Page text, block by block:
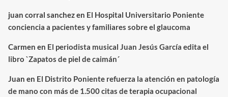
juan corral sanchezen El Hospital Universitario Poniente
conciencia a pacientes y familiares sobre el glaucoma
Carmen en El periodista musical Juan Jesús García edita el
libro `Zapatos de piel de caimán´
Juan en El Distrito Poniente refuerza la atención en patología
de mano con más de 1.500 citas de terapia ocupacional